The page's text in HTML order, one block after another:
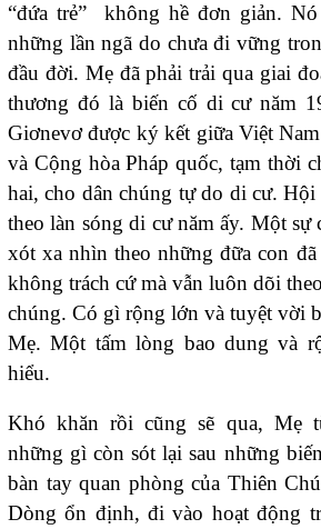
“đứa trẻ” không hề đơn giản.
những lần ngã do chưa đi vững
đầu đời. Mẹ đã phải trải qua giai
thương đó là biến cố di cư năm
Giơnevơ được ký kết giữa Việt
và Cộng hòa Pháp quốc, tạm thời
hai, cho dân chúng tự do di cư.
theo làn sóng di cư năm ấy. Một
xót xa nhìn theo những đữa con
không trách cứ mà vẫn luôn dõi
chúng. Có gì rộng lớn và tuyệt vời
Mẹ. Một tấm lòng bao dung và
hiểu.
Khó khăn rồi cũng sẽ qua, Mẹ
những gì còn sót lại sau những
bàn tay quan phòng của Thiên
Dòng ổn định, đi vào hoạt động